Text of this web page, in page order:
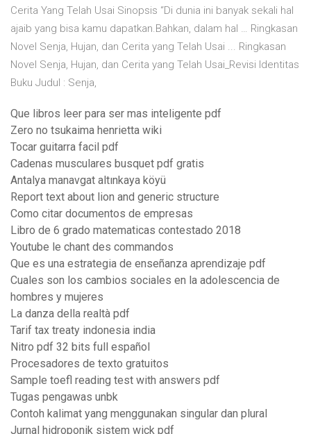
Cerita Yang Telah Usai Sinopsis “Di dunia ini banyak sekali hal
ajaib yang bisa kamu dapatkan.Bahkan, dalam hal … Ringkasan
Novel Senja, Hujan, dan Cerita yang Telah Usai ... Ringkasan
Novel Senja, Hujan, dan Cerita yang Telah Usai_Revisi Identitas
Buku Judul : Senja,
Que libros leer para ser mas inteligente pdf
Zero no tsukaima henrietta wiki
Tocar guitarra facil pdf
Cadenas musculares busquet pdf gratis
Antalya manavgat altınkaya köyü
Report text about lion and generic structure
Como citar documentos de empresas
Libro de 6 grado matematicas contestado 2018
Youtube le chant des commandos
Que es una estrategia de enseñanza aprendizaje pdf
Cuales son los cambios sociales en la adolescencia de
hombres y mujeres
La danza della realtà pdf
Tarif tax treaty indonesia india
Nitro pdf 32 bits full español
Procesadores de texto gratuitos
Sample toefl reading test with answers pdf
Tugas pengawas unbk
Contoh kalimat yang menggunakan singular dan plural
Jurnal hidroponik sistem wick pdf